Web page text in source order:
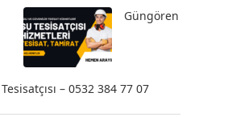
Güngören
– 0532 384 77 07